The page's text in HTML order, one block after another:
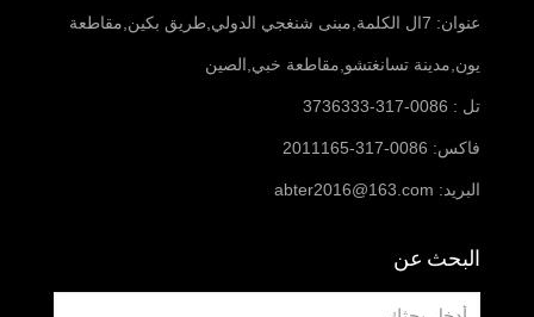
عنوان: 7ال الكلمة,مبنى شنغجي الدولي,طريق بكين,مقاطعة
يون,مدينة تسانغتشو,مقاطعة خبي,الصين
تل : 0086-317-3736333
فاكس: 0086-317-2011165
البريد: abter2016@163.com
البحث عن